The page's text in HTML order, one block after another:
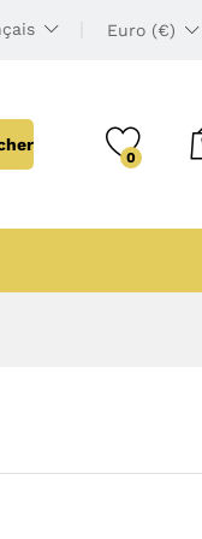
Euro (€)
0